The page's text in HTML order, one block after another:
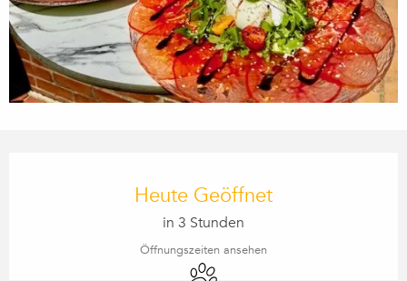
Heute Geöffnet
in 3 Stunden
Öffnungszeiten ansehen
Tiere erlaubt